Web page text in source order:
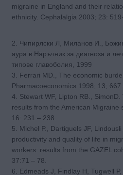
migraine in England and their
ethnicity. Cephalalgia 2003; 23:
2. Чипирлски Л, Миланов И.,
аура в Наръчник за диагноза и
типове главоболия, 1999
3. Ferrari MD., The economic
Pharmacoeconomics 1998; 13; 667
4. Stewart WF, Lipton RB.,
results from the American Migraine
16: 231 – 238.
5. Michel P., Dartiguels JF,
productivity and quality of life in
workers: results from the GAZEL
37:71 – 78.
6. Edmeads J, Findlay H, Tugwell